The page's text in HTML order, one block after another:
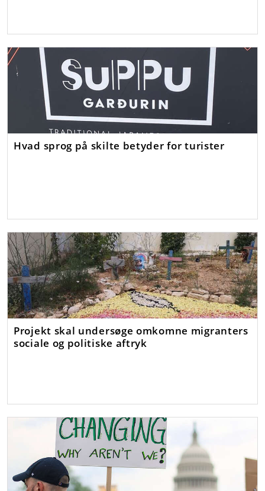
Hvad sprog på skilte betyder for turister
Projekt skal undersøge omkomne migranters
sociale og politiske aftryk